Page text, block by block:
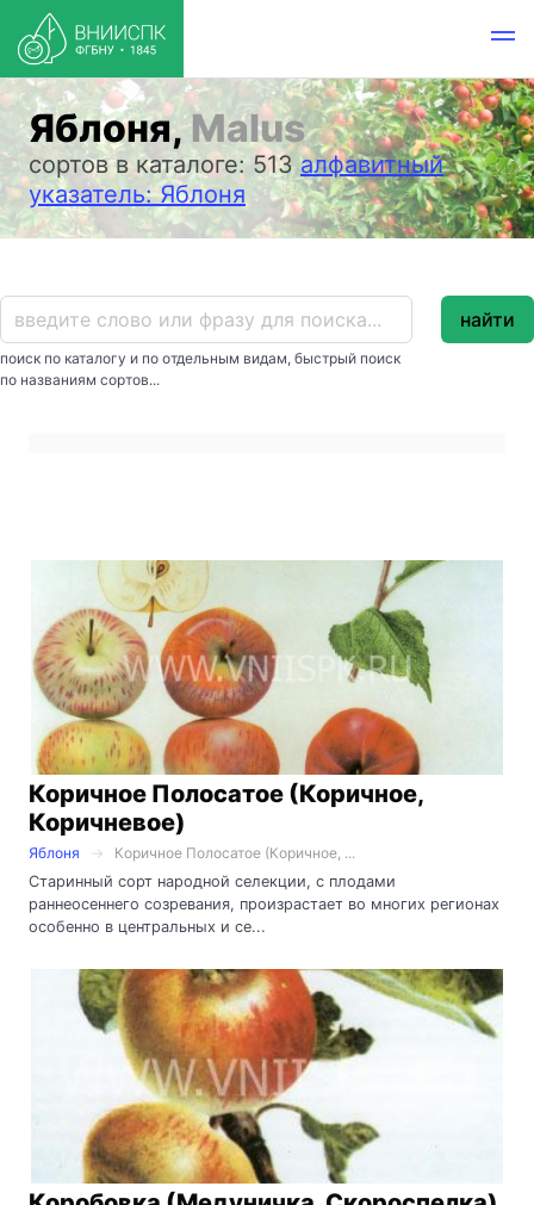
Яблоня,Malus
сортов в каталоге: 513алфавитный
указатель: Яблоня
поиск по каталогу и по отдельным видам, быстрый поиск
по названиям сортов...
найти
Коричное Полосатое (Коричное,
Коричневое)
Яблоня
Коричное Полосатое (Коричное, ...
Старинный сорт народной селекции, с плодами
раннеосеннего созревания, произрастает во многих регионах
особенно в центральных и се...